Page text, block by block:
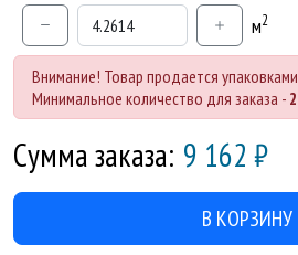
м2
Внимание! Товар продается
Минимальное количество для заказа -
Сумма заказа: 9 162 ₽
В КОРЗИНУ